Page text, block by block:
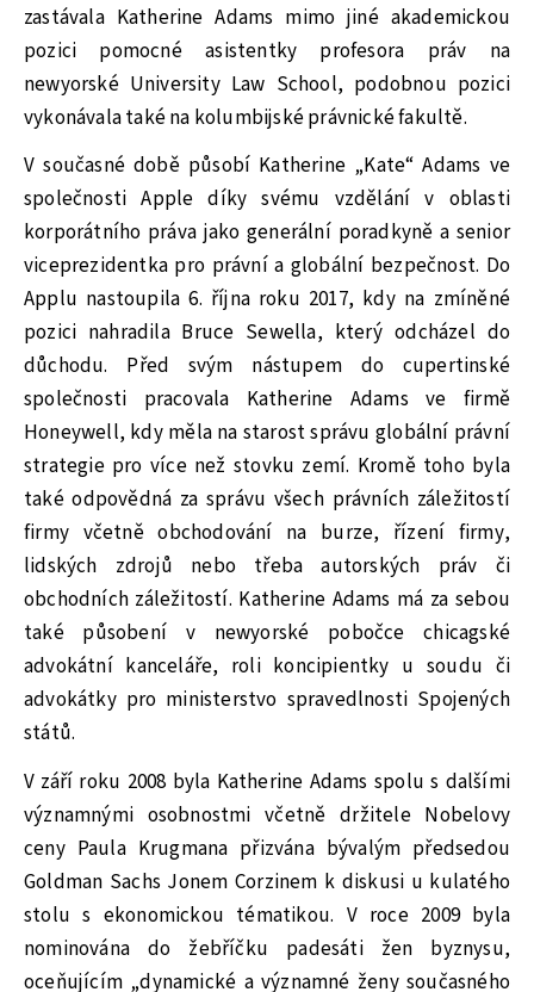
zastávala Katherine Adams mimo jiné akademickou
pozici pomocné asistentky profesora práv na
newyorské University Law School, podobnou pozici
vykonávala také na kolumbijské právnické fakultě.
V současné době působí Katherine „Kate“ Adams ve
společnosti Apple díky svému vzdělání v oblasti
korporátního práva jako generální poradkyně a senior
viceprezidentka pro právní a globální bezpečnost. Do
Applu nastoupila 6. října roku 2017, kdy na zmíněné
pozici nahradila Bruce Sewella, který odcházel do
důchodu. Před svým nástupem do cupertinské
společnosti pracovala Katherine Adams ve firmě
Honeywell, kdy měla na starost správu globální právní
strategie pro více než stovku zemí. Kromě toho byla
také odpovědná za správu všech právních záležitostí
firmy včetně obchodování na burze, řízení firmy,
lidských zdrojů nebo třeba autorských práv či
obchodních záležitostí. Katherine Adams má za sebou
také působení v newyorské pobočce chicagské
advokátní kanceláře, roli koncipientky u soudu či
advokátky pro ministerstvo spravedlnosti Spojených
států.
V září roku 2008 byla Katherine Adams spolu s dalšími
významnými osobnostmi včetně držitele Nobelovy
ceny Paula Krugmana přizvána bývalým předsedou
Goldman Sachs Jonem Corzinem k diskusi u kulatého
stolu s ekonomickou tématikou. V roce 2009 byla
nominována do žebříčku padesáti žen byznysu,
oceňujícím „dynamické a významné ženy současného